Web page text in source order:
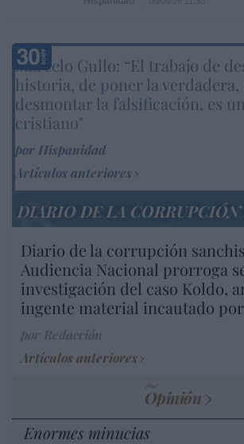
Marcelo Gullo: “El trabajo de
historia, de poner la verdadera,
desmontar la falsificación, es
cristiano"
por Hispanidad
Artículos anteriores
DIARIO DE LA
Diario de la corrupción
Audiencia Nacional prorroga
investigación del caso Koldo,
ingente material incautado
Artículos anteriores
Opinión
Enormes minucias